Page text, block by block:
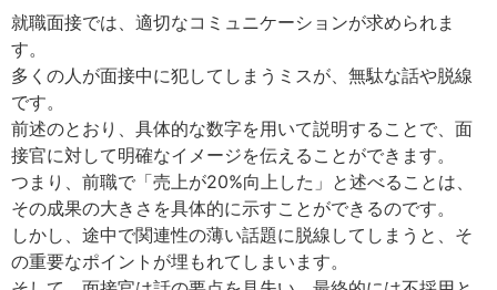
就職面接では、適切なコミュニケーションが求められま
す。
多くの人が面接中に犯してしまうミスが、無駄な話や脱線
です。
前述のとおり、具体的な数字を用いて説明することで、面
接官に対して明確なイメージを伝えることができます。
つまり、前職で「売上が20%向上した」と述べることは、
その成果の大きさを具体的に示すことができるのです。
しかし、途中で関連性の薄い話題に脱線してしまうと、そ
の重要なポイントが埋もれてしまいます。